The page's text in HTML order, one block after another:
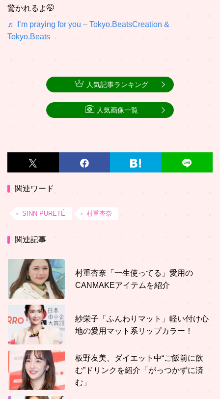
驚かれるよ🤭
♬ I’m praying for you – Tokyo.BeatsCreation &
Tokyo.Beats
関連ワード
SINN PURETÉ 村重杏奈
関連記事
村重杏奈「一生使ってる」愛用の
CANMAKEアイテムを紹介
紗栄子「ふんわりマット」軽い付け心
地の愛用マット系リップカラー！
板野友美、ダイエット中“ご飯前に飲
む”ドリンクを紹介「がっつかずに済
む」
人気記事ランキング
人気画像一覧